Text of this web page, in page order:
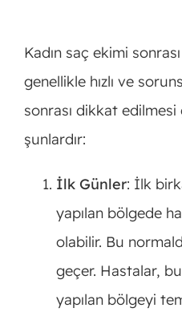
Kadın saç ekimi
genellikle hızlı ve
sonrası dikkat
şunlardır:
İlk Günler: İlk
yapılan bölgede
olabilir. Bu
geçer. Hastalar,
yapılan bölgeyi